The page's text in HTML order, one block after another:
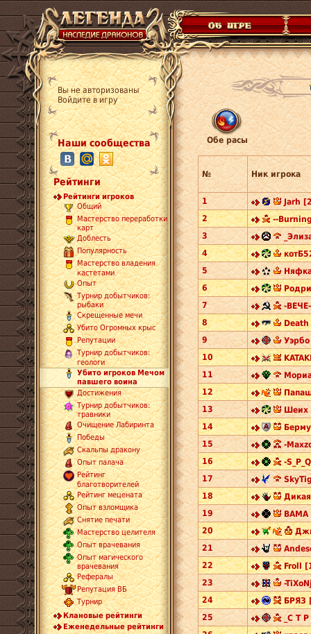
Вы не авторизованы
Войдите в игру
Наши сообщества
Рейтинги
Рейтинги игроков
Общий
Мастерство переработки
карт
Доблесть
Популярность
Мастерство владения
кастетами
Опыт
Турнир добытчиков:
рыбаки
Скрещенные мечи
Убито Огромных крыс
Репутации
Турнир добытчиков:
геологи
Убито игроков Мечом
павшего воина
Достижения
Турнир добытчиков:
травники
Очищение Лабиринта
Победы
Скальпы дракону
Опыт палача
Рейтинг
благотворителей
Рейтинг мецената
Опыт взломщика
Снятие печати
Мастерство целителя
Опыт врачевания
Опыт магического
врачевания
Рефералы
Репутация ВБ
Турнир
Клановые рейтинги
Еженедельные рейтинги
Обе расы
№ Ник игрока
1
Jarh
2
--
3
4
5
6
7
-
8
9
10
11
12
13
Шеих
14
15
-
16
-
17
18
19
20
21
22
Froll
23
-
24
БРЯЗ
25
_С Т